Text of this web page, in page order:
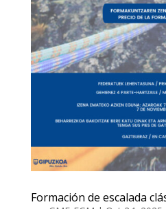
Formación de escalada